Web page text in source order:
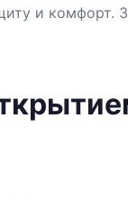
и комфорт.